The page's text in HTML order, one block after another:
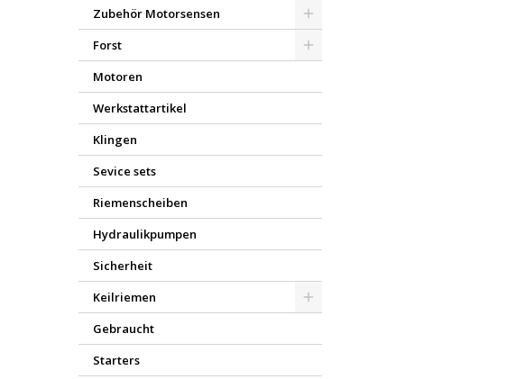
Zubehör Motorsensen
Forst
Motoren
Werkstattartikel
Klingen
Sevice sets
Riemenscheiben
Hydraulikpumpen
Sicherheit
Keilriemen
Gebraucht
Starters